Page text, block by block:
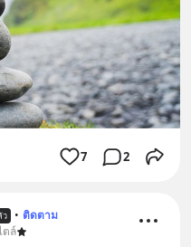
7 2
ว • ติดตาม
ตล์